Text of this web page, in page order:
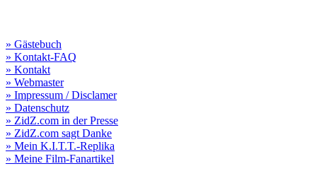
» Gästebuch
» Kontakt-FAQ
» Kontakt
» Webmaster
» Impressum / Disclamer
» Datenschutz
» ZidZ.com in der Presse
» ZidZ.com sagt Danke
» Mein K.I.T.T.-Replika
» Meine Film-Fanartikel